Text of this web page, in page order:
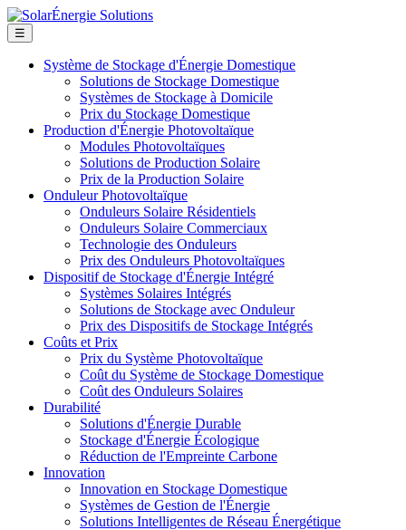
☰
Système de Stockage d'Énergie Domestique
Solutions de Stockage Domestique
Systèmes de Stockage à Domicile
Prix du Stockage Domestique
Production d'Énergie Photovoltaïque
Modules Photovoltaïques
Solutions de Production Solaire
Prix de la Production Solaire
Onduleur Photovoltaïque
Onduleurs Solaire Résidentiels
Onduleurs Solaire Commerciaux
Technologie des Onduleurs
Prix des Onduleurs Photovoltaïques
Dispositif de Stockage d'Énergie Intégré
Systèmes Solaires Intégrés
Solutions de Stockage avec Onduleur
Prix des Dispositifs de Stockage Intégrés
Coûts et Prix
Prix du Système Photovoltaïque
Coût du Système de Stockage Domestique
Coût des Onduleurs Solaires
Durabilité
Solutions d'Énergie Durable
Stockage d'Énergie Écologique
Réduction de l'Empreinte Carbone
Innovation
Innovation en Stockage Domestique
Systèmes de Gestion de l'Énergie
Solutions Intelligentes de Réseau Énergétique